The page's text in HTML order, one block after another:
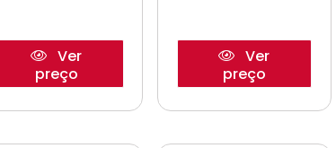
Ver
preço
Ver
preço